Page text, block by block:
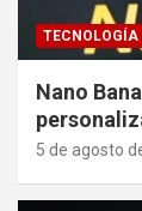
TECNOLOGÍA
Nano
5 de agosto